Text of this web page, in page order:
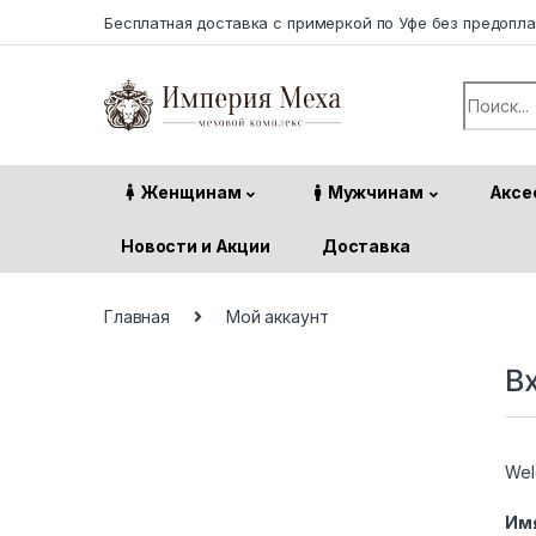
Бесплатная доставка с примеркой по Уфе без
Search
Женщинам Мужчинам
Новости и Акции Доставка
Главная Мой аккаунт